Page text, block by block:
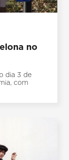
no
dia 3 de
com